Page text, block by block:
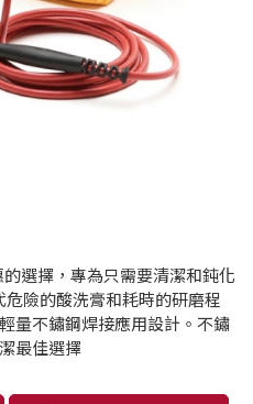
選擇，專為只需要清潔和鈍化
險的酸洗膏和耗時的研磨程
量不鏽鋼焊接應用設計。不鏽
最佳選擇